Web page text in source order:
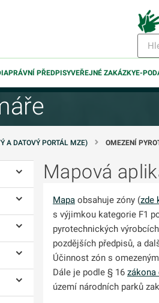
PRÁVNÍ PŘEDPISYVEŘEJNÉ ZAKÁZKYE-
A DATOVÝ PORTÁL MZE) OMEZENÍ
Ovládání podmenu
Ovládání podmenu
Ovládání podmenu
Ovládání podmenu
Ovládání podmenu
Mapová
Mapa obsahuje zóny (zde
s výjimkou kategorie F1
pyrotechnických
pozdějších předpisů, a
Účinnost zón s
Dále je podle § 16 zákona
území národních parků